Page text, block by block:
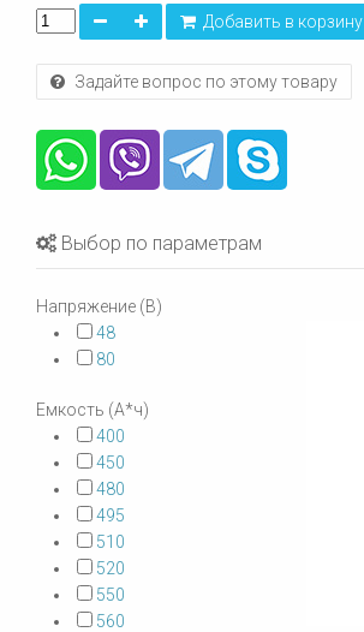
Добавить в корзину
Задайте вопрос по этому товару
Выбор по параметрам
Напряжение (В)
48
80
Емкость (А*ч)
400
450
480
495
510
520
550
560